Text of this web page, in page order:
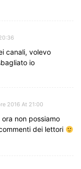
canali, volevo
io
2016 At 21:00
non possiamo
dei lettori